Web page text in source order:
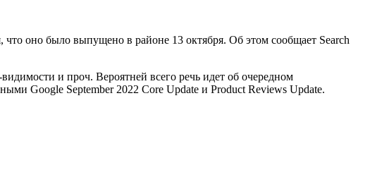
оно было выпущено в районе 13 октября. Об этом сообщает Search
и проч. Вероятней всего речь идет об очередном
Google September 2022 Сore Update и Product Reviews Update.